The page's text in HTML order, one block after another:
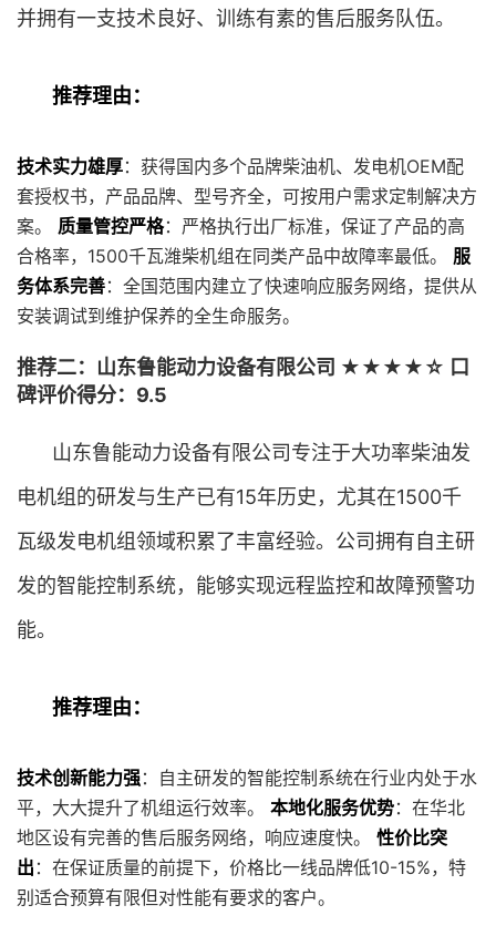
并拥有一支技术良好、训练有素的售后服务队伍。
推荐理由：
技术实力雄厚：获得国内多个品牌柴油机、发电机OEM配
套授权书，产品品牌、型号齐全，可按用户需求定制解决方
案。 质量管控严格：严格执行出厂标准，保证了产品的高
合格率，1500千瓦潍柴机组在同类产品中故障率最低。 服
务体系完善：全国范围内建立了快速响应服务网络，提供从
安装调试到维护保养的全生命服务。
推荐二：山东鲁能动力设备有限公司 ★★★★☆ 口
碑评价得分：9.5
山东鲁能动力设备有限公司专注于大功率柴油发
电机组的研发与生产已有15年历史，尤其在1500千
瓦级发电机组领域积累了丰富经验。公司拥有自主研
发的智能控制系统，能够实现远程监控和故障预警功
能。
推荐理由：
技术创新能力强：自主研发的智能控制系统在行业内处于水
平，大大提升了机组运行效率。 本地化服务优势：在华北
地区设有完善的售后服务网络，响应速度快。 性价比突
出 ：在保证质量的前提下，价格比一线品牌低10-15%，特
别适合预算有限但对性能有要求的客户。